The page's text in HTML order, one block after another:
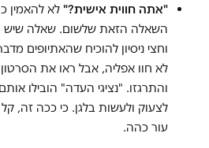
"אתה חווית אישית?" לא להאמין
השאלה הזאת שלשום. שאלה שיש
וחצי ניסיון להוכיח שהאתיופים
לא חוו אפליה, אבל ראו את
והתרגזו. "נציגי העדה" הובילו
לצעוק ולעשות בלגן. כי ככה זה,
עור כהה.